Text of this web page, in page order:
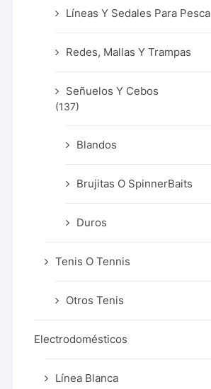
Líneas Y Sedales Para Pesca
Redes, Mallas Y Trampas
Señuelos Y Cebos
(137)
Blandos
Brujitas O SpinnerBaits
Duros
Tenis O Tennis
Otros Tenis
Electrodomésticos
Línea Blanca